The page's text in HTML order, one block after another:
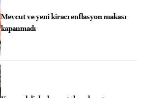
Mevcut ve yeni kiracı enflasyon makası
kapanmadı